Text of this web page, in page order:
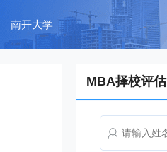
南开大学
MBA择校评估